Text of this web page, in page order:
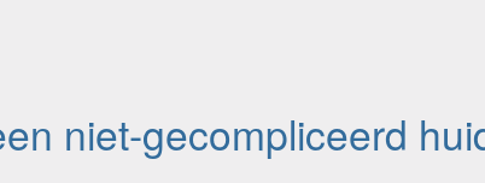
niet-gecompliceerd